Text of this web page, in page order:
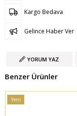
Kargo Bedava
Gelince Haber Ver
YORUM YAZ
Benzer Ürünler
Yeni